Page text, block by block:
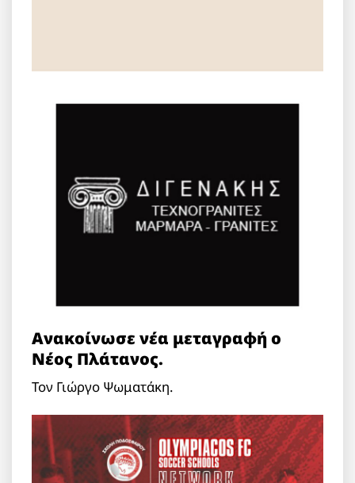
Ανακοίνωσε νέα μεταγραφή ο
Νέος Πλάτανος.
Τον Γιώργο Ψωματάκη.